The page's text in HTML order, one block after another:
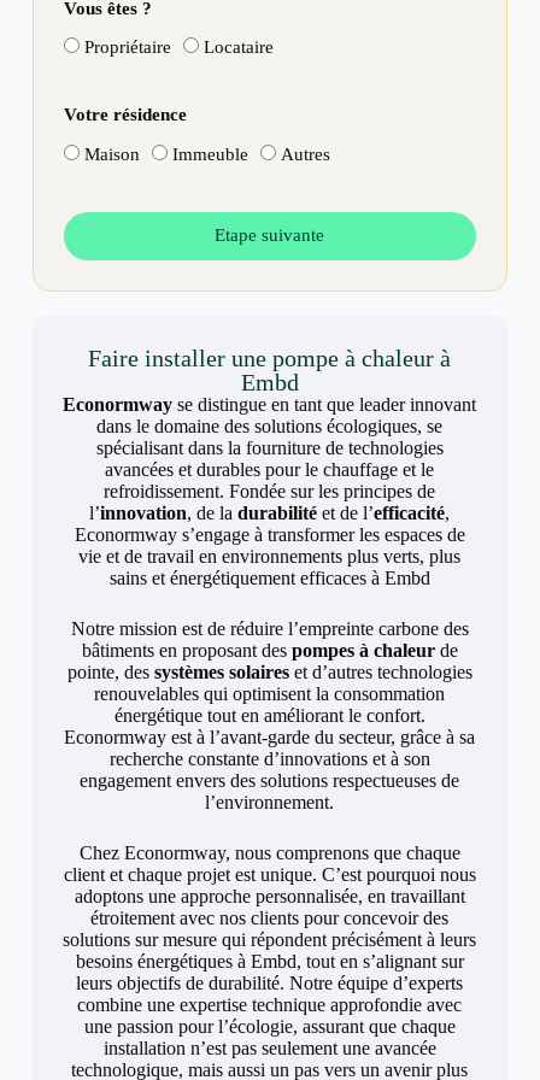
Vous êtes ?
Propriétaire Locataire
Votre résidence
Maison Immeuble Autres
Etape suivante
Faire installer une pompe à chaleur à
Embd
Econormway se distingue en tant que leader innovant
dans le domaine des solutions écologiques, se
spécialisant dans la fourniture de technologies
avancées et durables pour le chauffage et le
refroidissement. Fondée sur les principes de
l’innovation, de ladurabilité et de l’efficacité,
Econormway s’engage à transformer les espaces de
vie et de travail en environnements plus verts, plus
sains et énergétiquement efficaces à Embd
Notre mission est de réduire l’empreinte carbone des
bâtiments en proposant des pompes à chaleurde
pointe, des systèmes solaireset d’autres technologies
renouvelables qui optimisent la consommation
énergétique tout en améliorant le confort.
Econormway est à l’avant-garde du secteur, grâce à sa
recherche constante d’innovations et à son
engagement envers des solutions respectueuses de
l’environnement.
Chez Econormway, nous comprenons que chaque
client et chaque projet est unique. C’est pourquoi nous
adoptons une approche personnalisée, en travaillant
étroitement avec nos clients pour concevoir des
solutions sur mesure qui répondent précisément à leurs
besoins énergétiques à Embd, tout en s’alignant sur
leurs objectifs de durabilité. Notre équipe d’experts
combine une expertise technique approfondie avec
une passion pour l’écologie, assurant que chaque
installation n’est pas seulement une avancée
technologique, mais aussi un pas vers un avenir plus